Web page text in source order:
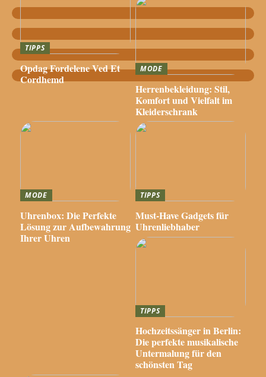
TIPPS
Opdag Fordelene Ved Et
Cordhemd
MODE
Herrenbekleidung: Stil,
Komfort und Vielfalt im
Kleiderschrank
MODE
Uhrenbox: Die Perfekte
Lösung zur Aufbewahrung
Ihrer Uhren
TIPPS
Must-Have Gadgets für
Uhrenliebhaber
TIPPS
Hochzeitssänger in Berlin:
Die perfekte musikalische
Untermalung für den
schönsten Tag